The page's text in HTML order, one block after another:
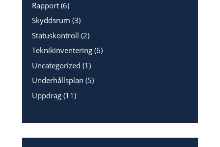
Rapport(6)
Skyddsrum (3)
Statuskontroll (2)
Teknikinventering(6)
Uncategorized (1)
Underhållsplan (5)
Uppdrag(11)